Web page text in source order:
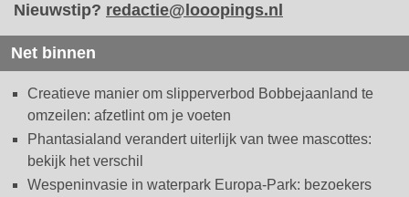
Nieuwstip? redactie@looopings.nl
Net binnen
Creatieve manier om slipperverbod Bobbejaanland te
omzeilen: afzetlint om je voeten
Phantasialand verandert uiterlijk van twee mascottes:
bekijk het verschil
Wespeninvasie in waterpark Europa-Park: bezoekers